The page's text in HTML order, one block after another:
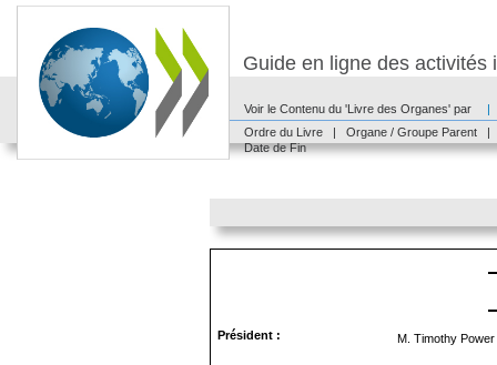
Guide en ligne des activités
Voir le Contenu du 'Livre des Organes' par
|
Ordre du Livre
| Organe / Groupe Parent
|
Date de Fin
Président : M. Timothy Power